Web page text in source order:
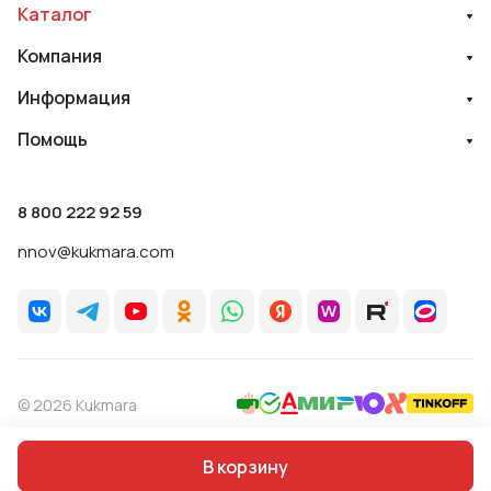
В корзину
Каталог
Компания
Информация
Помощь
8 800 222 92 59
nnov@kukmara.com
© 2026 Kukmara
Политика обработки персональных данных